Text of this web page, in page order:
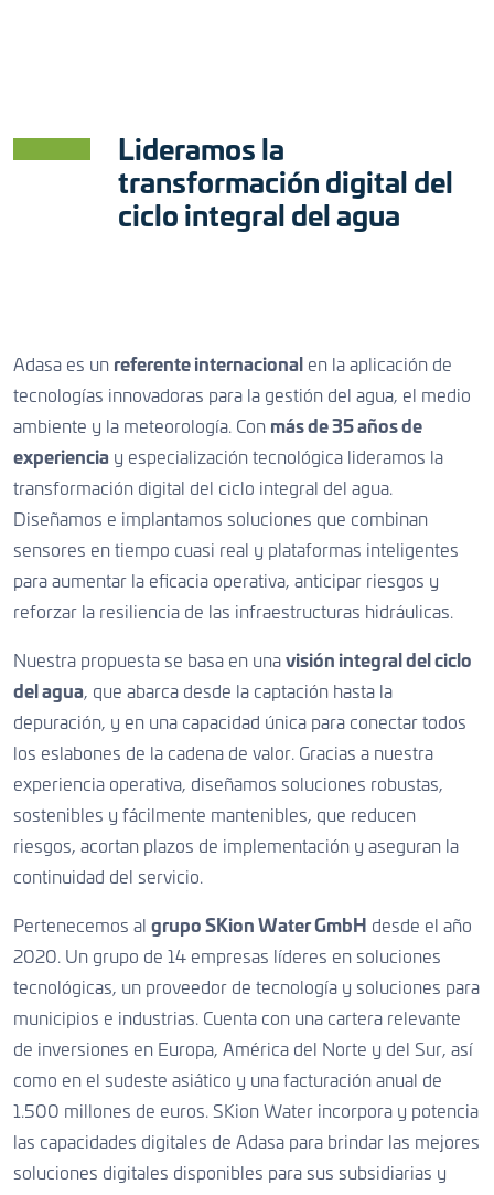
Lideramos la
transformación digital del
ciclo integral del agua
Adasa es un referente internacional en la aplicación de
tecnologías innovadoras para la gestión del agua, el medio
ambiente y la meteorología. Con más de 35 años de
experiencia y especialización tecnológica lideramos la
transformación digital del ciclo integral del agua.
Diseñamos e implantamos soluciones que combinan
sensores en tiempo cuasi real y plataformas inteligentes
para aumentar la eficacia operativa, anticipar riesgos y
reforzar la resiliencia de las infraestructuras hidráulicas.
Nuestra propuesta se basa en una visión integral del ciclo
del agua, que abarca desde la captación hasta la
depuración, y en una capacidad única para conectar todos
los eslabones de la cadena de valor. Gracias a nuestra
experiencia operativa, diseñamos soluciones robustas,
sostenibles y fácilmente mantenibles, que reducen
riesgos, acortan plazos de implementación y aseguran la
continuidad del servicio.
Pertenecemos al grupo SKion Water GmbH desde el año
2020. Un grupo de 14 empresas líderes en soluciones
tecnológicas, un proveedor de tecnología y soluciones para
municipios e industrias. Cuenta con una cartera relevante
de inversiones en Europa, América del Norte y del Sur, así
como en el sudeste asiático y una facturación anual de
1.500 millones de euros. SKion Water incorpora y potencia
las capacidades digitales de Adasa para brindar las mejores
soluciones digitales disponibles para sus subsidiarias y